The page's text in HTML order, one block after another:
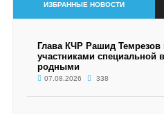
ИЗБРАННЫЕ НОВОСТИ
Глава КЧР Рашид Темрезов
участниками специальной
родными
07.08.2026 338